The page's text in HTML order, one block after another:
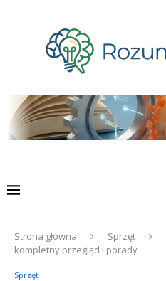
Strona główna Sprzęt
kompletny przegląd i porady
Sprzęt